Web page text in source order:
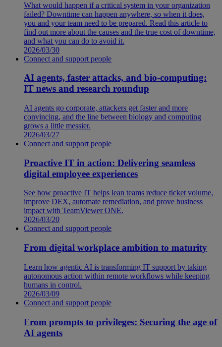
What would happen if a critical system in your organization
failed? Downtime can happen anywhere, so when it does,
you and your team need to be prepared. Read this article to
find out more about the causes and the true cost of downtime,
and what you can do to avoid it.
2026/03/30
Connect and support people
AI agents, faster attacks, and bio-computing:
IT news and research roundup
AI agents go corporate, attackers get faster and more
convincing, and the line between biology and computing
grows a little messier.
2026/03/27
Connect and support people
Proactive IT in action: Delivering seamless
digital employee experiences
See how proactive IT helps lean teams reduce ticket volume,
improve DEX, automate remediation, and prove business
impact with TeamViewer ONE.
2026/03/20
Connect and support people
From digital workplace ambition to maturity
Learn how agentic AI is transforming IT support by taking
autonomous action within remote workflows while keeping
humans in control.
2026/03/09
Connect and support people
From prompts to privileges: Securing the age of
AI agents